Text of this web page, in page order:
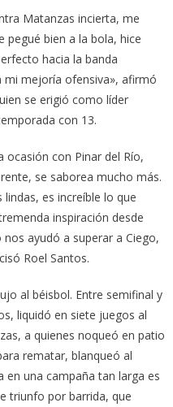
Matanzas incierta, me
pegué bien a la bola, hice
hacia la banda
mi mejoría ofensiva», afirmó
se erigió como líder
con 13.
ocasión con Pinar del Río,
se saborea mucho más.
es increíble lo que
inspiración desde
ayudó a superar a Ciego,
Roel Santos.
al béisbol. Entre semifinal y
liquidó en siete juegos al
a quienes noqueó en patio
rematar, blanqueó al
en una campaña tan larga es
triunfo por barrida, que